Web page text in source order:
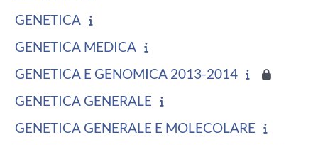
GENETICA
GENETICA MEDICA
GENETICA E GENOMICA 2013-2014
GENETICA GENERALE
GENETICA GENERALE E MOLECOLARE